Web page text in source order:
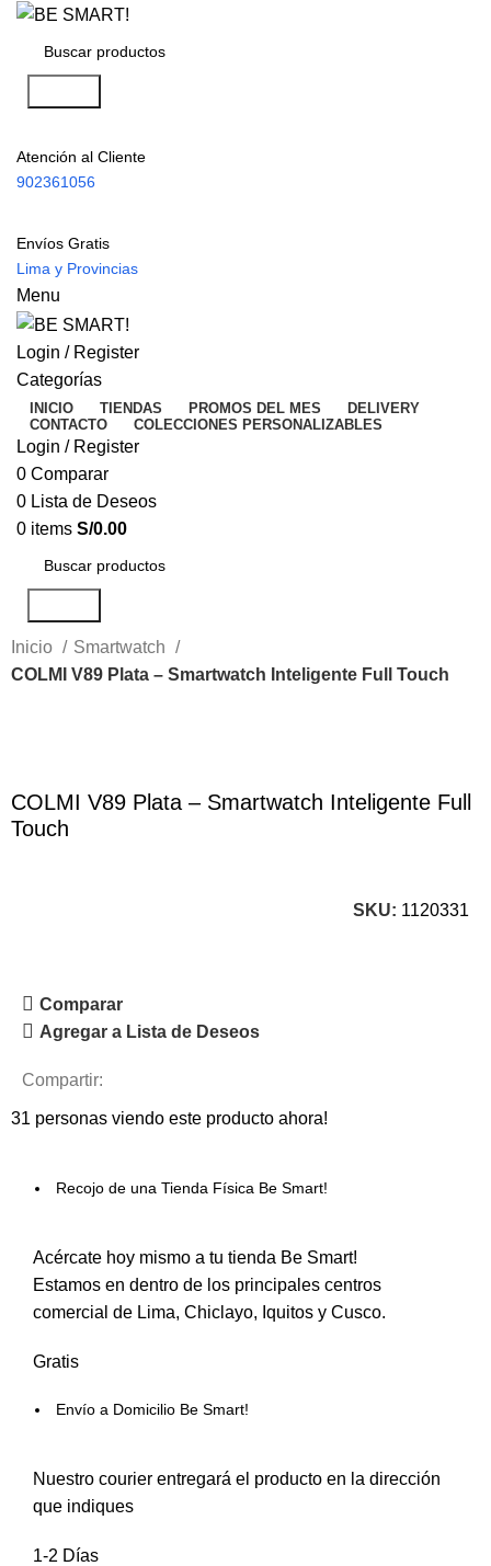
Atención al Cliente
902361056
Envíos Gratis
Lima y Provincias
Menu
Login / Register
Categorías
INICIO TIENDAS PROMOS DEL MES
DELIVERY
CONTACTO
COLECCIONES PERSONALIZABLES
Login / Register
0 Comparar
0 Lista de Deseos
0 items S/0.00
Inicio
Smartwatch
COLMI V89 Plata – Smartwatch Inteligente Full Touch
COLMI V89 Plata – Smartwatch Inteligente Full
Touch
SKU: 1120331
Comparar
Agregar a Lista de Deseos
Compartir:
31 personas viendo este producto ahora!
Recojo de una Tienda Física Be Smart!
Acércate hoy mismo a tu tienda Be Smart!
Estamos en dentro de los principales centros
comercial de Lima, Chiclayo, Iquitos y Cusco.
Gratis
Envío a Domicilio Be Smart!
Nuestro courier entregará el producto en la dirección
que indiques
1-2 Días